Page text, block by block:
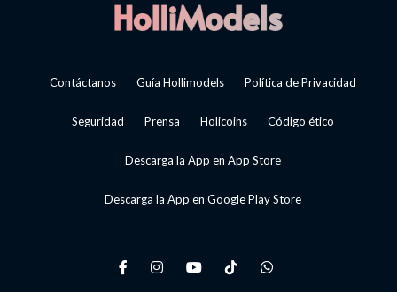
Contáctanos Guía Hollimodels Política de Privacidad
Seguridad Prensa Holicoins Código ético
Descarga la App en App Store
Descarga la App en Google Play Store